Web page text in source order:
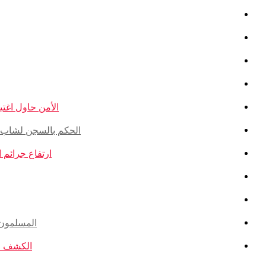
الأمن حاول
الحكم بالسجن لشاب ذو
ارتفاع جرائم الكراهية
المسلمون
الكشف